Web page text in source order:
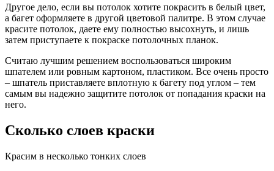
Другое дело, если вы потолок хотите покрасить в белый цвет,
а багет оформляете в другой цветовой палитре. В этом случае
красите потолок, даете ему полностью высохнуть, и лишь
затем приступаете к покраске потолочных планок.
Считаю лучшим решением воспользоваться широким
шпателем или ровным картоном, пластиком. Все очень просто
– шпатель приставляете вплотную к багету под углом – тем
самым вы надежно защитите потолок от попадания краски на
него.
Сколько слоев краски
Красим в несколько тонких слоев